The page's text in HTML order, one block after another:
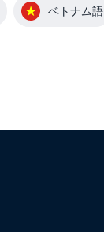
ベトナム語